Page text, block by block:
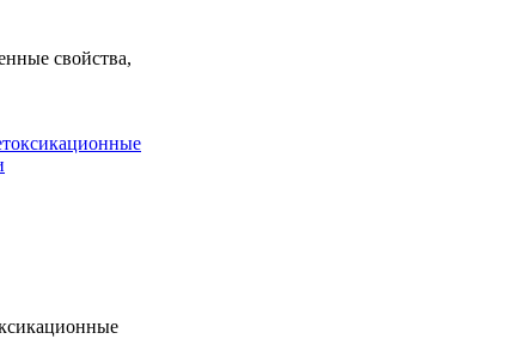
свойства,